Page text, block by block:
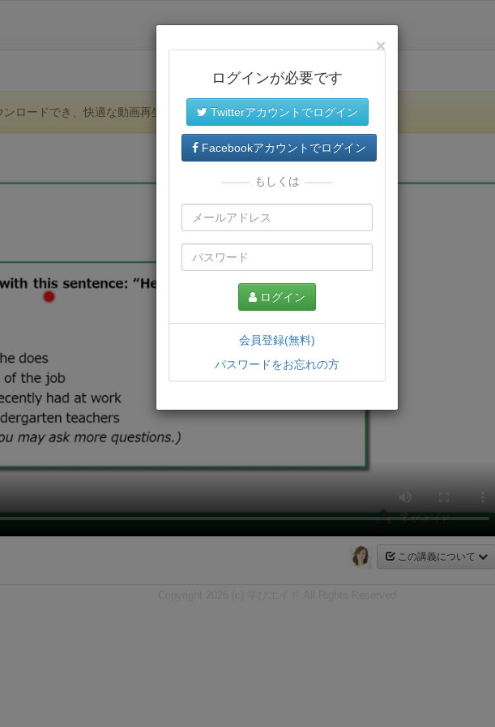
ンロードでき、快適な動画再生環境が提供されます。
この講義について
×
ログインが必要です
Twitterアカウントでログイン
Facebookアカウントでログイン
もしくは
ログイン
会員登録(無料)
パスワードをお忘れの方